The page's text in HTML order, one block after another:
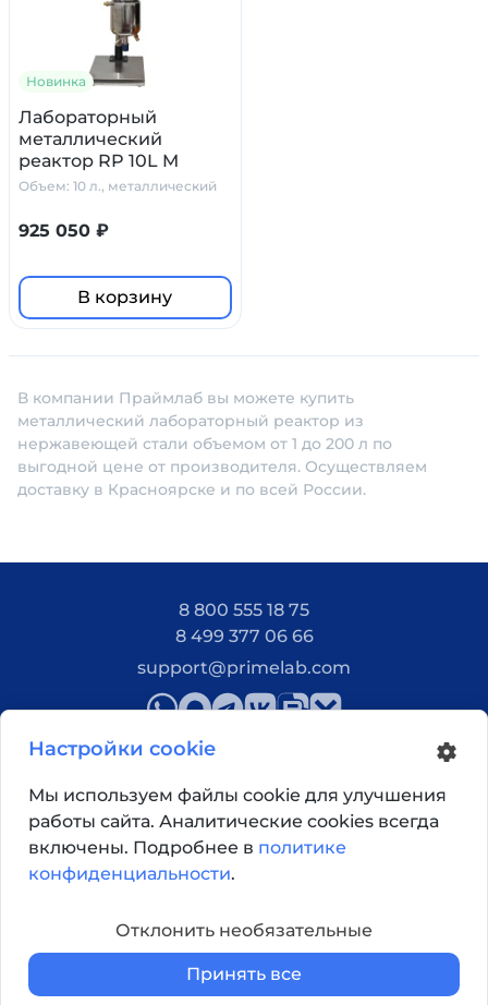
Новинка
Лабораторный
металлический
реактор RP 10L M
Primelab, 10 л.
Объем: 10 л., металлический
925 050 ₽
В корзину
В компании Праймлаб вы можете купить
металлический лабораторный реактор из
нержавеющей стали объемом от 1 до 200 л по
выгодной цене от производителя. Осуществляем
доставку в Красноярске и по всей России.
8 800 555 18 75
8 499 377 06 66
support@primelab.com
Как добраться?
Настройки cookie
Мы используем файлы cookie для улучшения
работы сайта. Аналитические cookies всегда
включены. Подробнее в политике
конфиденциальности.
Отклонить необязательные
Принять все